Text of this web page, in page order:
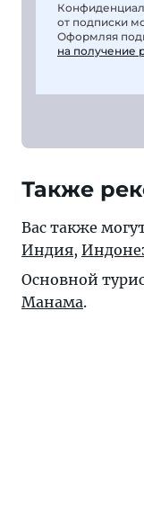
от подписки
Оформляя
на получение
Также
Вас также
Индия,
Основной
Манама.